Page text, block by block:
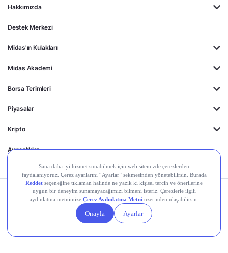
Hakkımızda
Destek Merkezi
Midas'ın Kulakları
Midas Akademi
Borsa Terimleri
Piyasalar
Kripto
Ayrıcalıklar
© 2026 Midas Finansal Teknolojiler A.Ş. Tüm hakları saklıdır.
Kişisel Verilerin
Gizlilik
Politikası
Yasal
Duyurular
Çerez